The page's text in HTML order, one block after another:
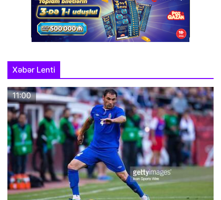
Xəbər Lenti
11:00